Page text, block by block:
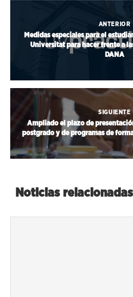
ANTERIOR
Medidas especiales para el
Universitat para hacer frente a
DANA
SIGUIENTE
Ampliado el plazo de
postgrado y de programas de
Noticias relacionadas